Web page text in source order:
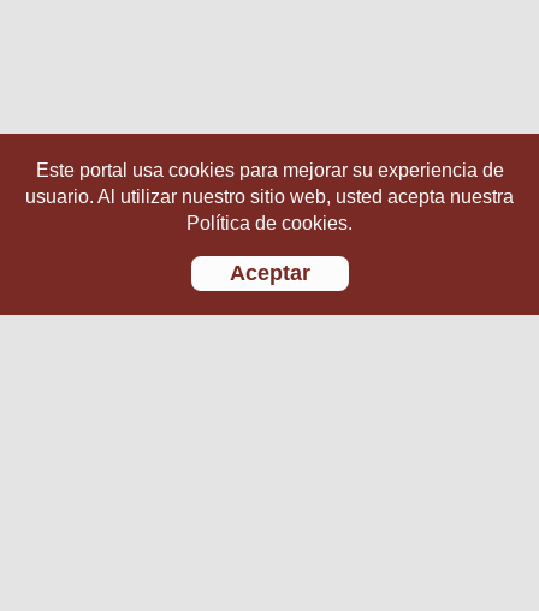
Este portal usa cookies para mejorar su experiencia de
usuario. Al utilizar nuestro sitio web, usted acepta nuestra
Política de cookies.
Aceptar